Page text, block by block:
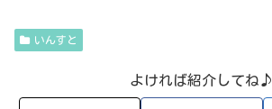
いんすと
よければ紹介してね♪